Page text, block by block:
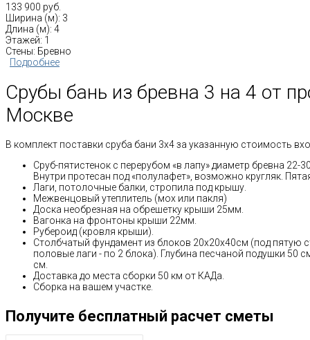
133 900 руб.
Ширина (м): 3
Длина (м): 4
Этажей: 1
Стены: Бревно
Подробнее
Срубы бань из бревна 3 на 4 от
Москве
В комплект поставки сруба бани 3х4 за указанную стоимость
Сруб-пятистенок с перерубом «в лапу» диаметр бревна 22-
Внутри протесан под «полулафет», возможно кругляк.
Лаги, потолочные балки, стропила под крышу.
Межвенцовый утеплитель (мох или пакля)
Доска необрезная на обрешетку крыши 25мм.
Вагонка на фронтоны крыши 22мм.
Рубероид (кровля крыши).
Столбчатый фундамент из блоков 20х20х40см (под пятую
половые лаги - по 2 блока). Глубина песчаной подушки 50
см.
Доставка до места сборки 50 км от КАДа.
Сборка на вашем участке.
Получите бесплатный расчет сметы